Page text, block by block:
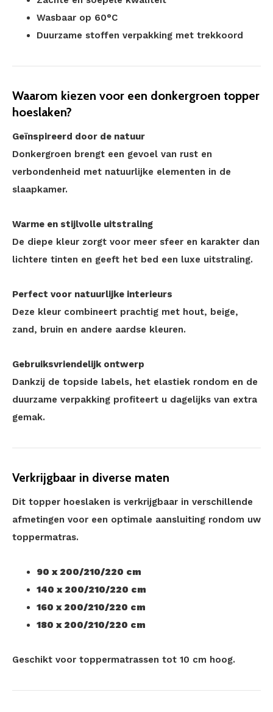
Wasbaar op 60°C
Duurzame stoffen verpakking met trekkoord
Waarom kiezen voor een donkergroen topper
hoeslaken?
Geïnspireerd door de natuur
Donkergroen brengt een gevoel van rust en
verbondenheid met natuurlijke elementen in de
slaapkamer.
Warme en stijlvolle uitstraling
De diepe kleur zorgt voor meer sfeer en karakter dan
lichtere tinten en geeft het bed een luxe uitstraling.
Perfect voor natuurlijke interieurs
Deze kleur combineert prachtig met hout, beige,
zand, bruin en andere aardse kleuren.
Gebruiksvriendelijk ontwerp
Dankzij de topside labels, het elastiek rondom en de
duurzame verpakking profiteert u dagelijks van extra
gemak.
Verkrijgbaar in diverse maten
Dit topper hoeslaken is verkrijgbaar in verschillende
afmetingen voor een optimale aansluiting rondom uw
toppermatras.
90 x 200/210/220 cm
140 x 200/210/220 cm
160 x 200/210/220 cm
180 x 200/210/220 cm
Geschikt voor toppermatrassen tot 10 cm hoog.